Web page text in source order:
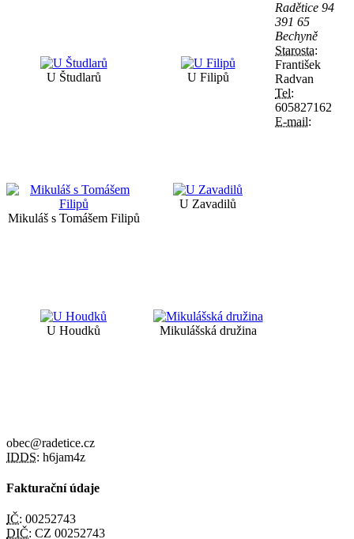
U Študlarů U Filipů
Mikuláš s Tomášem Filipů
U Zavadilů
U Houdků Mikulášská družina
Radětice 94
391 65
Bechyně
Starosta:
František
Radvan
Tel:
605827162
E-mail:
obec@radetice.cz
IDDS: h6jam4z
Fakturační údaje
IČ: 00252743
DIČ: CZ 00252743